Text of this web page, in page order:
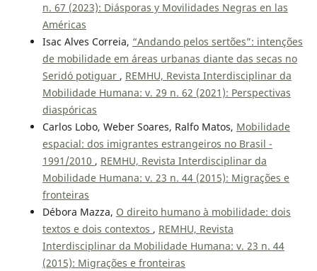
n. 67 (2023): Diásporas y Movilidades Negras en las
Américas
Isac Alves Correia, “Andando pelos sertões”: intenções
de mobilidade em áreas urbanas diante das secas no
Seridó potiguar , REMHU, Revista Interdisciplinar da
Mobilidade Humana: v. 29 n. 62 (2021): Perspectivas
diaspóricas
Carlos Lobo, Weber Soares, Ralfo Matos, Mobilidade
espacial: dos imigrantes estrangeiros no Brasil -
1991/2010 , REMHU, Revista Interdisciplinar da
Mobilidade Humana: v. 23 n. 44 (2015): Migrações e
fronteiras
Débora Mazza, O direito humano à mobilidade: dois
textos e dois contextos , REMHU, Revista
Interdisciplinar da Mobilidade Humana: v. 23 n. 44
(2015): Migrações e fronteiras